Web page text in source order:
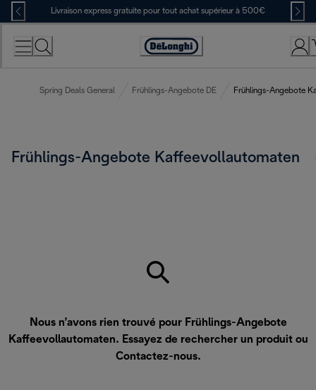
Skip
to
Content
Livraison express gratuite pour tout achat supérieur à 500€
Déclaration
Spring Deals General Frühlings-Angebote DE Frühlings-Angebote
Frühlings-Angebote Kaffeevollautomaten
Nous n’avons rien trouvé pour Frühlings-Angebote
Kaffeevollautomaten. Essayez de rechercher un produit ou
Contactez-nous.